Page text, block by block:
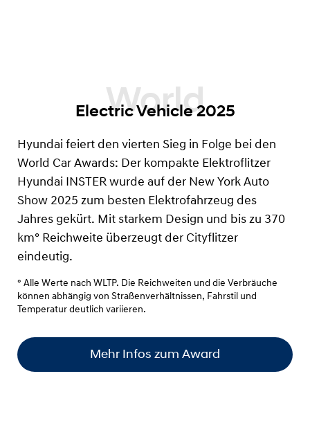
Electric Vehicle 2025
Hyundai feiert den vierten Sieg in Folge bei den
World Car Awards: Der kompakte Elektroflitzer
Hyundai INSTER wurde auf der New York Auto
Show 2025 zum besten Elektrofahrzeug des
Jahres gekürt. Mit starkem Design und bis zu 370
km° Reichweite überzeugt der Cityflitzer
eindeutig.
° Alle Werte nach WLTP. Die Reichweiten und die Verbräuche
können abhängig von Straßenverhältnissen, Fahrstil und
Temperatur deutlich variieren.
Mehr Infos zum Award